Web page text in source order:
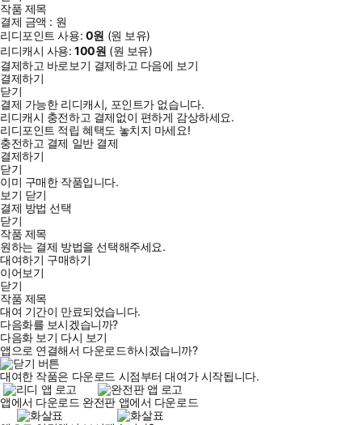
작품 제목
결제 금액 : 원
리디포인트 사용: 0원 (원 보유)
리디캐시 사용:100원 (원 보유)
결제하고 바로보기 결제하고 다음에 보기
결제하기
닫기
결제 가능한 리디캐시, 포인트가 없습니다.
리디캐시 충전하고 결제없이 편하게 감상하세요.
리디포인트 적립 혜택도 놓치지 마세요!
충전하고 결제 일반 결제
결제하기
닫기
이미 구매한 작품입니다.
보기 닫기
결제 방법 선택
닫기
작품 제목
원하는 결제 방법을 선택해주세요.
대여하기 구매하기
이어보기
닫기
작품 제목
대여 기간이 만료되었습니다.
다음화를 보시겠습니까?
다음화 보기 다시 보기
앱으로 연결해서 다운로드하시겠습니까?
대여한 작품은 다운로드 시점부터 대여가 시작됩니다.
앱에서 다운로드 완전판 앱에서 다운로드